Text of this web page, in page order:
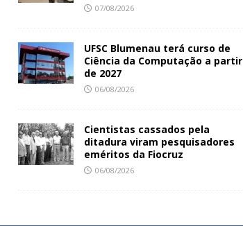
07/08/2026
UFSC Blumenau terá curso de
Ciência da Computação a partir
de 2027
06/08/2026
Cientistas cassados pela
ditadura viram pesquisadores
eméritos da Fiocruz
06/08/2026